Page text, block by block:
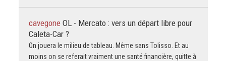
cavegone OL - Mercato : vers un départ libre pour
Caleta-Car ?
On jouera le milieu de tableau. Même sans Tolisso. Et au
moins on se referait vraiment une santé financière, quitte à